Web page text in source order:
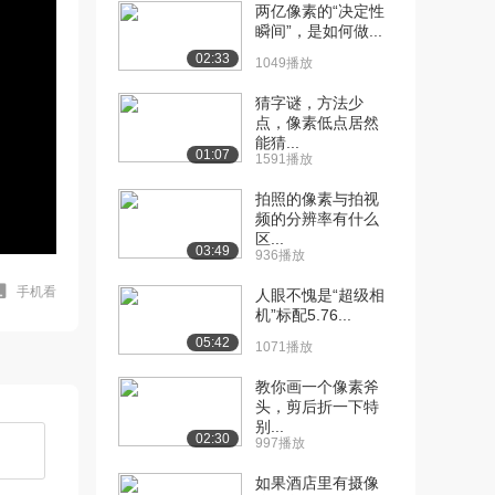
手机看
02:33
两亿像素的“决定性
瞬间”，是如何做...
1049播放
01:07
猜字谜，方法少
点，像素低点居然
能猜...
1591播放
03:49
拍照的像素与拍视
频的分辨率有什么
区...
936播放
05:42
人眼不愧是“超级相
机”标配5.76...
1071播放
02:30
教你画一个像素斧
头，剪后折一下特
别...
997播放
如果酒店里有摄像